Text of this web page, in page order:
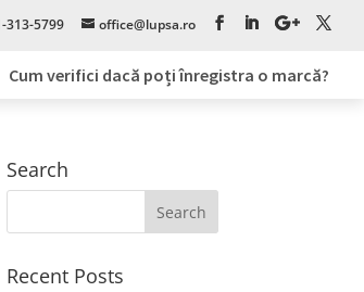
313-5799 office@lupsa.ro
Cum verifici dacă poți înregistra o marcă?
Search
Recent Posts